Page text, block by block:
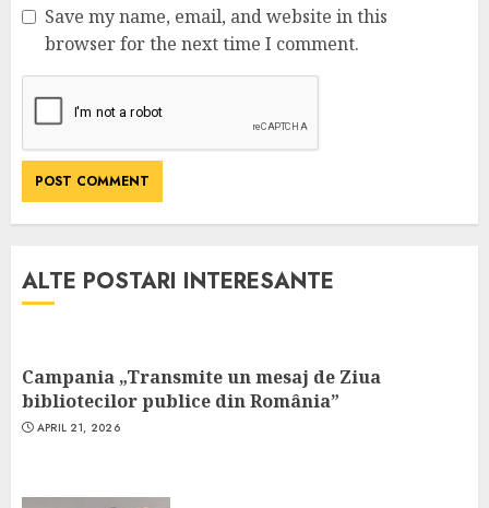
Save my name, email, and website in this
browser for the next time I comment.
ALTE POSTARI INTERESANTE
Campania „Transmite un mesaj de Ziua
bibliotecilor publice din România”
APRIL 21, 2026